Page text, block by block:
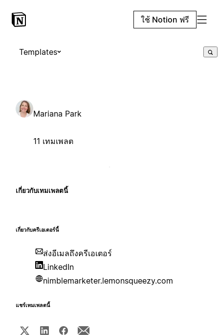
ใช้ Notion ฟรี
Templates
Mariana Park
11 เทมเพลต
เกี่ยวกับเทมเพลตนี้
เกี่ยวกับครีเอเตอร์นี้
ส่งอีเมลถึงครีเอเตอร์
LinkedIn
nimblemarketer.lemonsqueezy.com
แชร์เทมเพลตนี้